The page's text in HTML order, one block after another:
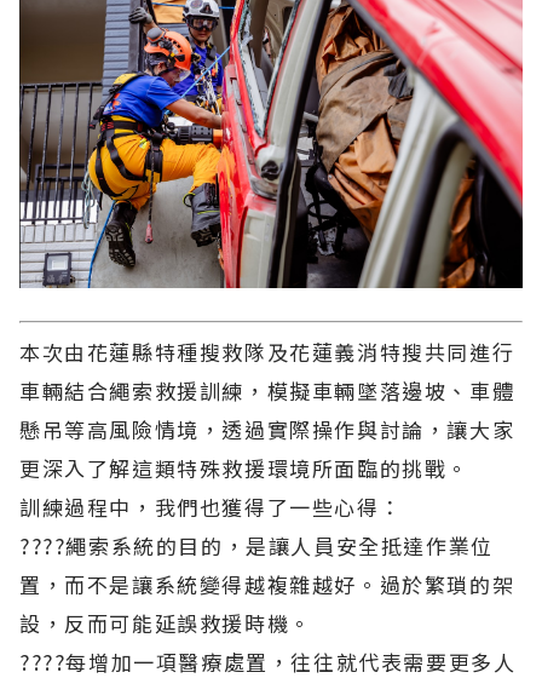
本次由花蓮縣特種搜救隊及花蓮義消特搜共同進行
車輛結合繩索救援訓練，模擬車輛墜落邊坡、車體
懸吊等高風險情境，透過實際操作與討論，讓大家
更深入了解這類特殊救援環境所面臨的挑戰。
訓練過程中，我們也獲得了一些心得：
????繩索系統的目的，是讓人員安全抵達作業位
置，而不是讓系統變得越複雜越好。過於繁瑣的架
設，反而可能延誤救援時機。
????每增加一項醫療處置，往往就代表需要更多人